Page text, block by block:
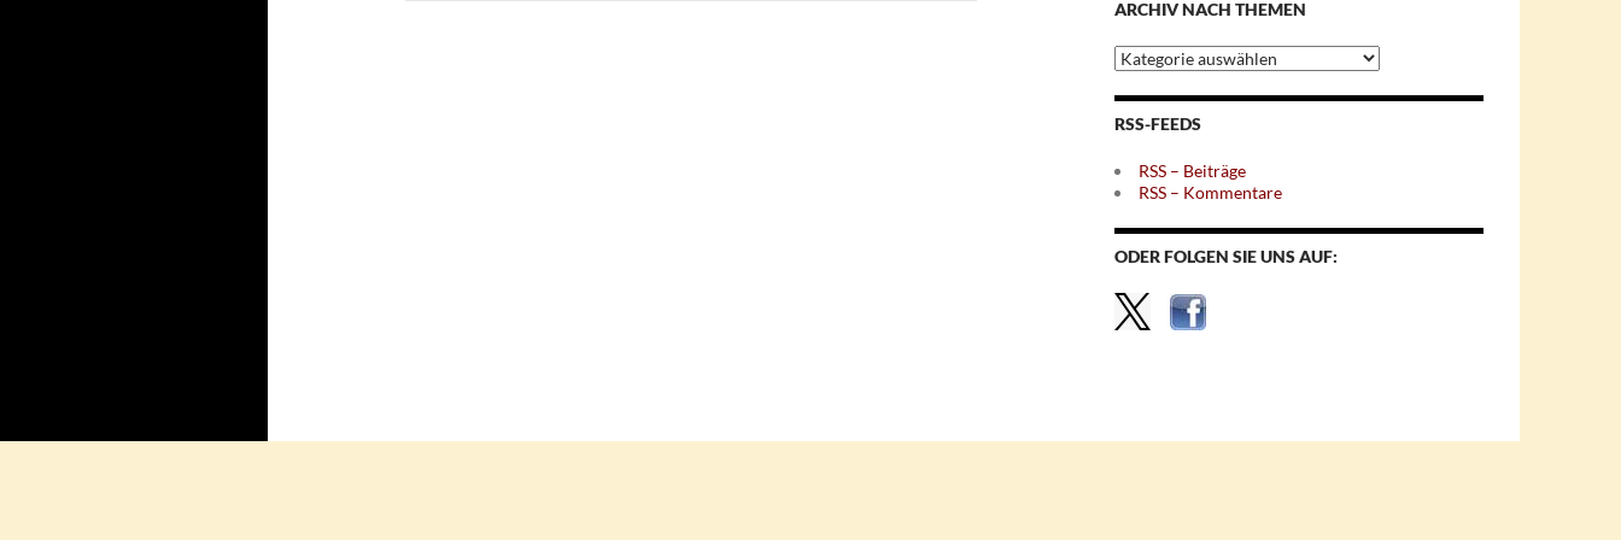
ARCHIV NACH THEMEN
Archiv
nach
Themen
RSS-FEEDS
RSS – Beiträge
RSS – Kommentare
ODER FOLGEN SIE UNS AUF: